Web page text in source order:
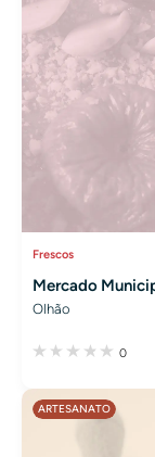
Frescos
Mercado
Olhão
0
ARTESANATO